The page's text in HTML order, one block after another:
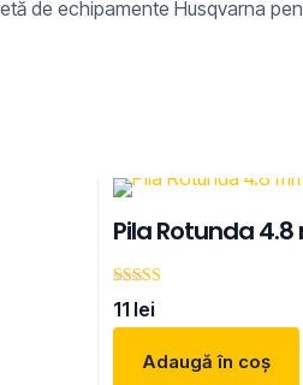
de echipamente Husqvarna
Pila Rotunda
Evaluat la
5.00
din 5
11 lei
Adaugă în coș